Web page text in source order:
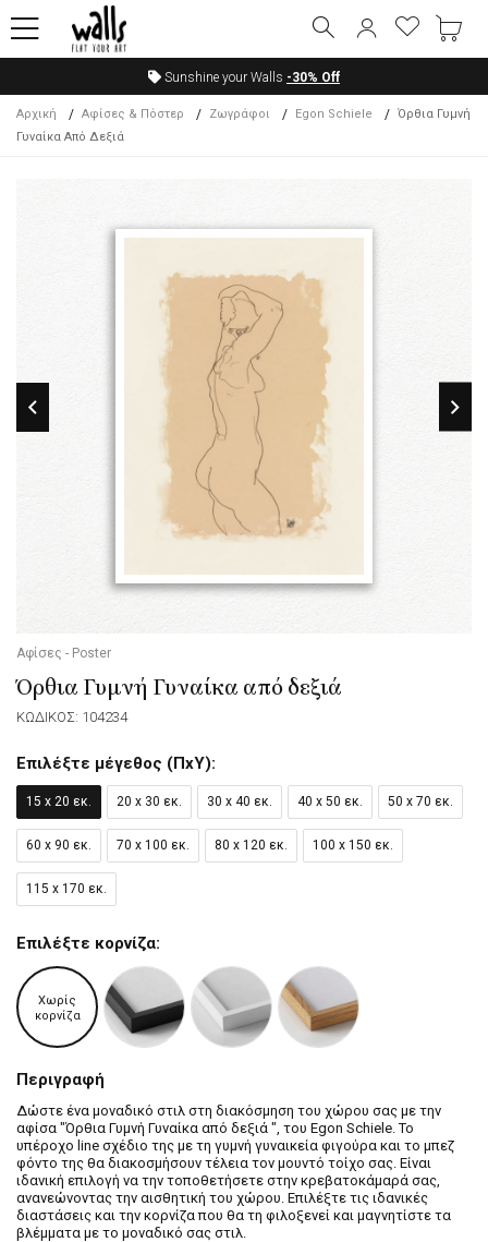
Sunshine your Walls -30% Off
Αρχική Αφίσες & Πόστερ Ζωγράφοι Egon Schiele
Όρθια Γυμνή
Γυναίκα Από Δεξιά
Αφίσες - Poster
Όρθια Γυμνή Γυναίκα από δεξιά
ΚΩΔΙΚΟΣ: 104234
Επιλέξτε μέγεθος (ΠxΥ):
15 x 20 εκ. 20 x 30 εκ. 30 x 40 εκ. 40 x 50 εκ. 50 x 70 εκ.
60 x 90 εκ. 70 x 100 εκ. 80 x 120 εκ. 100 x 150 εκ.
115 x 170 εκ.
Επιλέξτε κορνίζα:
Χωρίς
κορνίζα
Περιγραφή
Δώστε ένα μοναδικό στιλ στη διακόσμηση του χώρου σας με την
αφίσα "Όρθια Γυμνή Γυναίκα από δεξιά ", του Egon Schiele. Το
υπέροχο line σχέδιο της με τη γυμνή γυναικεία φιγούρα και το μπεζ
φόντο της θα διακοσμήσουν τέλεια τον μουντό τοίχο σας. Είναι
ιδανική επιλογή να την τοποθετήσετε στην κρεβατοκάμαρά σας,
ανανεώνοντας την αισθητική του χώρου. Επιλέξτε τις ιδανικές
διαστάσεις και την κορνίζα που θα τη φιλοξενεί και μαγνητίστε τα
βλέμματα με το μοναδικό σας στιλ.